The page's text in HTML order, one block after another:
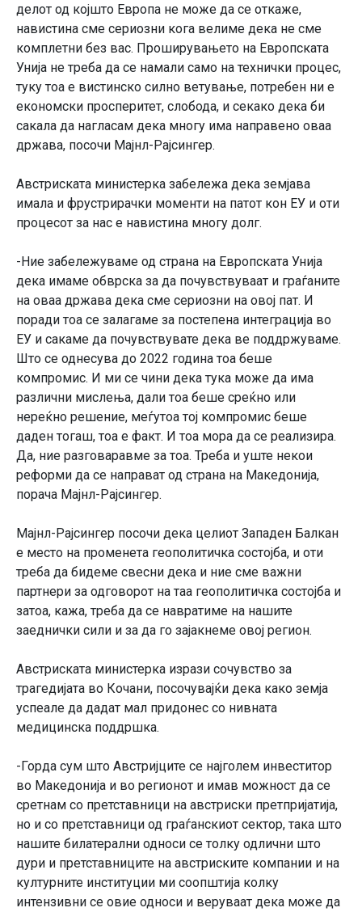
делот од којшто Европа не може да се откаже,
навистина сме сериозни кога велиме дека не сме
комплетни без вас. Проширувањето на Европската
Унија не треба да се намали само на технички процес,
туку тоа е вистинско силно ветување, потребен ни е
економски просперитет, слобода, и секако дека би
сакала да нагласам дека многу има направено оваа
држава, посочи Мајнл-Рајсингер.
Австриската министерка забележа дека земјава
имала и фрустрирачки моменти на патот кон ЕУ и оти
процесот за нас е навистина многу долг.
-Ние забележуваме од страна на Европската Унија
дека имаме обврска за да почувствуваат и граѓаните
на оваа држава дека сме сериозни на овој пат. И
поради тоа се залагаме за постепена интеграција во
ЕУ и сакаме да почувствувате дека ве поддржуваме.
Што се однесува до 2022 година тоа беше
компромис. И ми се чини дека тука може да има
различни мислења, дали тоа беше среќно или
нереќно решение, меѓутоа тој компромис беше
даден тогаш, тоа е факт. И тоа мора да се реализира.
Да, ние разговаравме за тоа. Треба и уште некои
реформи да се направат од страна на Македонија,
порача Мајнл-Рајсингер.
Мајнл-Рајсингер посочи дека целиот Западен Балкан
е место на променета геополитичка состојба, и оти
треба да бидеме свесни дека и ние сме важни
партнери за одговорот на таа геополитичка состојба и
затоа, кажа, треба да се навратиме на нашите
заеднички сили и за да го зајакнеме овој регион.
Австриската министерка изрази сочувство за
трагедијата во Кочани, посочувајќи дека како земја
успеале да дадат мал придонес со нивната
медицинска поддршка.
-Горда сум што Австријците се најголем инвеститор
во Македонија и во регионот и имав можност да се
сретнам со претставници на австриски претпријатија,
но и со претставници од граѓанскиот сектор, така што
нашите билатерални односи се толку одлични што
дури и претставниците на австриските компании и на
културните институции ми соопштија колку
интензивни се овие односи и веруваат дека може да